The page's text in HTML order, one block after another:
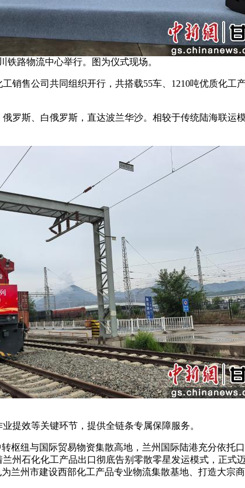
路物流中心举行。图为仪式现场。
售公司共同组织开行，共搭载55车、1210吨优质化工
斯、白俄罗斯，直达波兰华沙。相较于传统陆海联运
效等关键环节，提供全链条专属保障服务。
纽与国际贸易物资集散高地，兰州国际陆港充分依托
州石化化工产品出口彻底告别零散零星发运模式，正式
兰州市建设西部化工产品专业物流集散基地、打造大宗